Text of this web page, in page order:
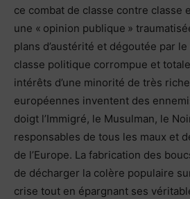
ce combat de classe contre classe
une « opinion publique »
plans d’austérité et dégoutée par
classe politique corrompue et
intérêts d’une minorité de très
européennes inventent des
doigt l’Immigré, le Musulman, le
responsables de tous les maux et
de l’Europe. La fabrication des
de décharger la colère populaire
crise tout en épargnant ses